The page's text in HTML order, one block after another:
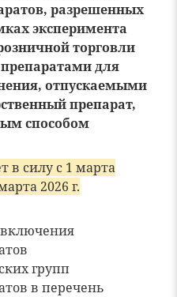
разрешенных
эксперимента
торговли
для
отпускаемыми
препарат,
способом
в силу с 1 марта
2026 г.
групп
в перечень